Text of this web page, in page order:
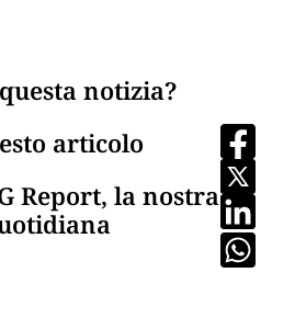
notizia?
articolo
Report, la nostra